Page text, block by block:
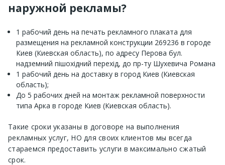
наружной рекламы?
1 рабочий день на печать рекламного плаката для
размещения на рекламной конструкции 269236 в городе
Киев (Киевская область), по адресу Перова бул.
надземний пішохідний перехід, до пр-ту Шухевича Романа
1 рабочий день на доставку в город Киев (Киевская
область);
До 5 рабочих дней на монтаж рекламной поверхности
типа Арка в городе Киев (Киевская область).
Такие сроки указаны в договоре на выполнения
рекламных услуг, НО для своих клиентов мы всегда
стараемся предоставить услуги в максимально сжатый
срок.